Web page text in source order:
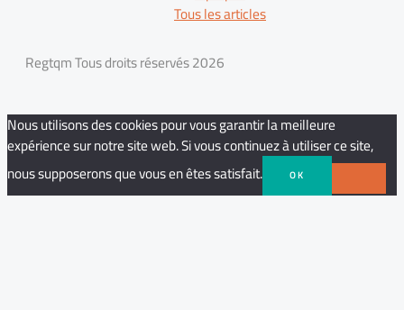
Tous les articles
Regtqm Tous droits réservés 2026
Nous utilisons des cookies pour vous garantir la meilleure
expérience sur notre site web. Si vous continuez à utiliser ce site,
nous supposerons que vous en êtes satisfait.
OK